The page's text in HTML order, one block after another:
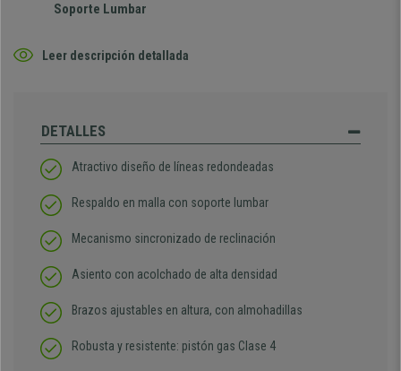
Soporte Lumbar
Leer descripción detallada
DETALLES
Atractivo diseño de líneas redondeadas
Respaldo en malla con soporte lumbar
Mecanismo sincronizado de reclinación
Asiento con acolchado de alta densidad
Brazos ajustables en altura, con almohadillas
Robusta y resistente: pistón gas Clase 4